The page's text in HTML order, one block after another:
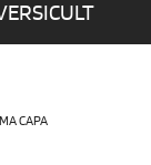
CAPA